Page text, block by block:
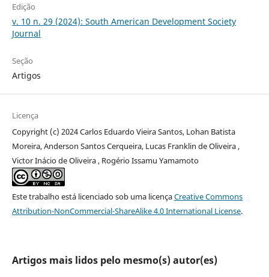
Edição
v. 10 n. 29 (2024): South American Development Society
Journal
Seção
Artigos
Licença
Copyright (c) 2024 Carlos Eduardo Vieira Santos, Lohan Batista
Moreira, Anderson Santos Cerqueira, Lucas Franklin de Oliveira ,
Victor Inácio de Oliveira , Rogério Issamu Yamamoto
Este trabalho está licenciado sob uma licençaCreative Commons
Attribution-NonCommercial-ShareAlike 4.0 International License.
Artigos mais lidos pelo mesmo(s) autor(es)